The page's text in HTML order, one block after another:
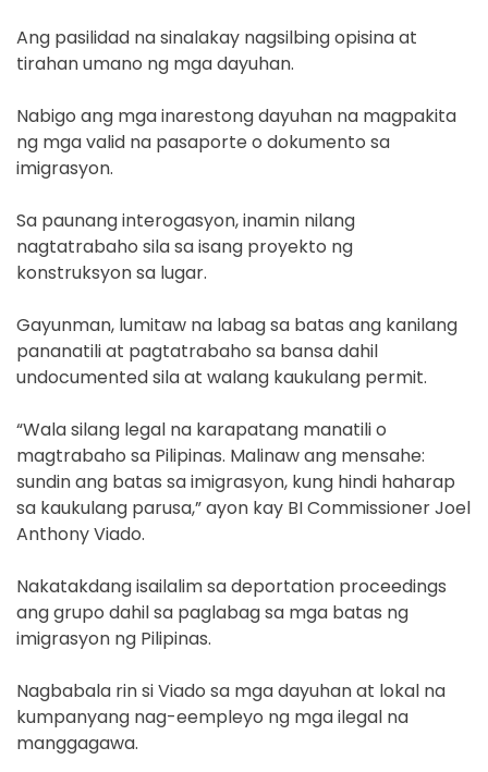
Ang pasilidad na sinalakay nagsilbing opisina at
tirahan umano ng mga dayuhan.
Nabigo ang mga inarestong dayuhan na magpakita
ng mga valid na pasaporte o dokumento sa
imigrasyon.
Sa paunang interogasyon, inamin nilang
nagtatrabaho sila sa isang proyekto ng
konstruksyon sa lugar.
Gayunman, lumitaw na labag sa batas ang kanilang
pananatili at pagtatrabaho sa bansa dahil
undocumented sila at walang kaukulang permit.
“Wala silang legal na karapatang manatili o
magtrabaho sa Pilipinas. Malinaw ang mensahe:
sundin ang batas sa imigrasyon, kung hindi haharap
sa kaukulang parusa,” ayon kay BI Commissioner Joel
Anthony Viado.
Nakatakdang isailalim sa deportation proceedings
ang grupo dahil sa paglabag sa mga batas ng
imigrasyon ng Pilipinas.
Nagbabala rin si Viado sa mga dayuhan at lokal na
kumpanyang nag-eempleyo ng mga ilegal na
manggagawa.